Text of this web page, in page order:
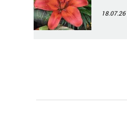
18.07.26